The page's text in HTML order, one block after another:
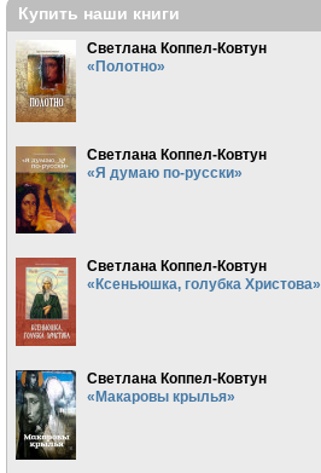
Купить наши книги
Светлана Коппел-Ковтун
«Полотно»
Светлана Коппел-Ковтун
«Я думаю по-русски»
Светлана Коппел-Ковтун
«Ксеньюшка, голубка Христова»
Светлана Коппел-Ковтун
«Макаровы крылья»